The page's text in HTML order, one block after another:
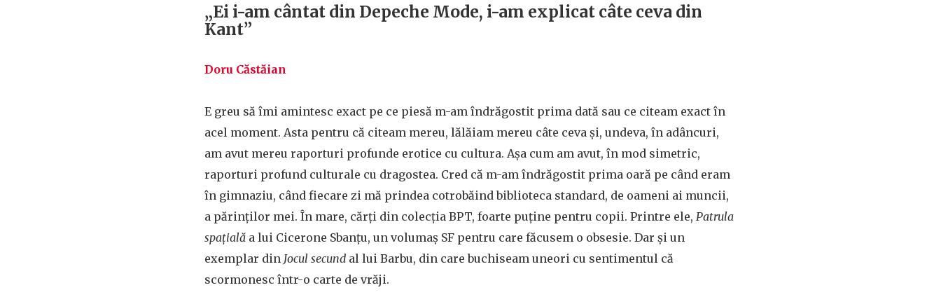
„Ei i-am cântat din Depeche Mode, i-am explicat câte ceva din
Kant”
Doru Căstăian
E greu să îmi amintesc exact pe ce piesă m-am îndrăgostit prima dată sau ce citeam exact în
acel moment. Asta pentru că citeam mereu, lălăiam mereu câte ceva şi, undeva, în adâncuri,
am avut mereu raporturi profunde erotice cu cultura. Aşa cum am avut, în mod simetric,
raporturi profund culturale cu dragostea. Cred că m-am îndrăgostit prima oară pe când eram
în gimnaziu, când fiecare zi mă prindea cotrobăind biblioteca standard, de oameni ai muncii,
a părinţilor mei. În mare, cărţi din colecţia BPT, foarte puţine pentru copii. Printre ele, Patrula
spaţială a lui Cicerone Sbanţu, un volumaş SF pentru care făcusem o obsesie. Dar şi un
exemplar din Jocul secund al lui Barbu, din care buchiseam uneori cu sentimentul că
scormonesc într-o carte de vrăji.